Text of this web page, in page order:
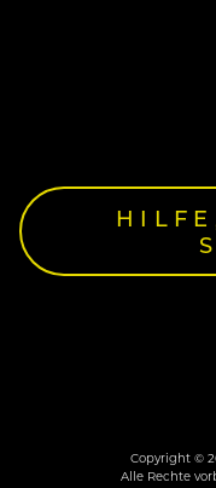
Copyright ©
Alle Rechte